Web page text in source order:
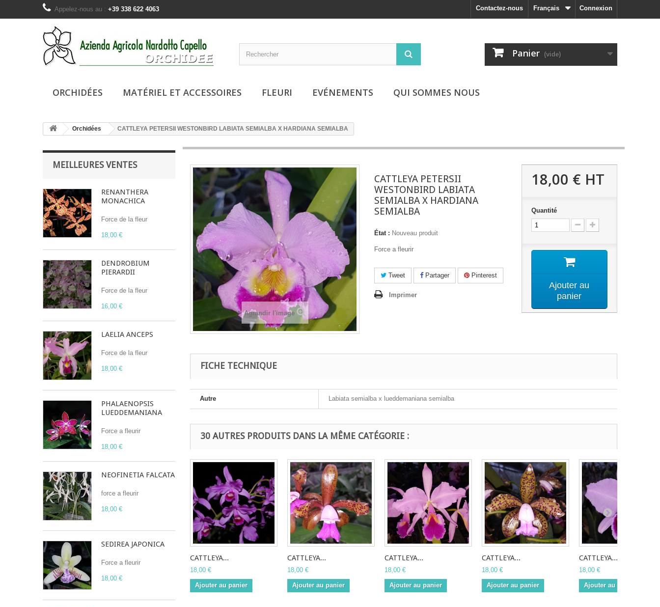
Connexion
Français
Contactez-nous
Appelez-nous au : +39 338 622 4063
Panier (vide)
ORCHIDÉES MATÉRIEL ET ACCESSOIRES FLEURI EVÉNEMENTS QUI SOMMES NOUS
Orchidées CATTLEYA PETERSII WESTONBIRD LABIATA SEMIALBA X HARDIANA SEMIALBA
MEILLEURES VENTES
RENANTHERA
MONACHICA
Force de la fleur
18,00 €
DENDROBIUM
PIERARDII
Force de la fleur
16,00 €
LAELIA ANCEPS
Force de la fleur
18,00 €
PHALAENOPSIS
LUEDDEMANIANA
Force a fleurir
18,00 €
NEOFINETIA FALCATA
force a fleurir
18,00 €
SEDIREA JAPONICA
Force a fleurir
18,00 €
Agrandir l'image
CATTLEYA PETERSII
WESTONBIRD LABIATA
SEMIALBA X HARDIANA
SEMIALBA
État : Nouveau produit
Force a fleurir
Tweet Partager Pinterest
Imprimer
18,00 € HT
Quantité
Ajouter au
panier
FICHE TECHNIQUE
Autre Labiata semialba x lueddemaniana semialba
30 AUTRES PRODUITS DANS LA MÊME CATÉGORIE :
CATTLEYA...
18,00 €
Ajouter au panier
CATTLEYA...
18,00 €
Ajouter au panier
CATTLEYA...
18,00 €
Ajouter au panier
CATTLEYA...
18,00 €
Ajouter au panier
CATTLEYA...
18,00 €
Ajouter au panier